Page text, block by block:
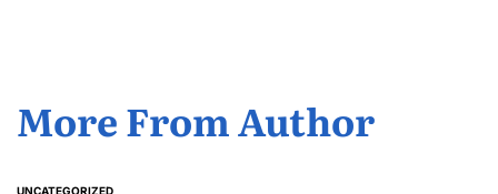
More From Author
UNCATEGORIZED